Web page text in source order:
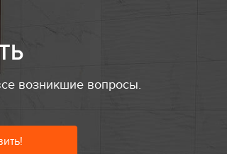
возникшие вопросы.